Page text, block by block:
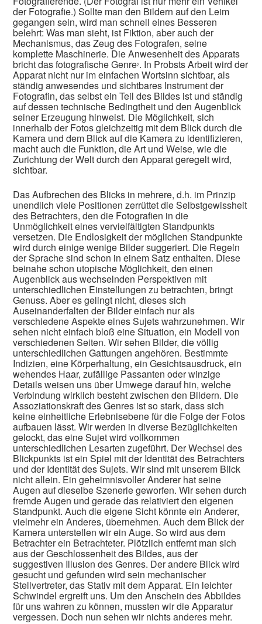
der Fotografie.) Sollte man den Bildern auf den Leim
gegangen sein, wird man schnell eines Besseren
belehrt: Was man sieht, ist Fiktion, aber auch der
Mechanismus, das Zeug des Fotografen, seine
komplette Maschinerie. Die Anwesenheit des Apparats
bricht das fotografische Genre2. In Probsts Arbeit wird der
Apparat nicht nur im einfachen Wortsinn sichtbar, als
ständig anwesendes und sichtbares Instrument der
Fotografin, das selbst ein Teil des Bildes ist und ständig
auf dessen technische Bedingtheit und den Augenblick
seiner Erzeugung hinweist. Die Möglichkeit, sich
innerhalb der Fotos gleichzeitig mit dem Blick durch die
Kamera und dem Blick auf die Kamera zu identifizieren,
macht auch die Funktion, die Art und Weise, wie die
Zurichtung der Welt durch den Apparat geregelt wird,
sichtbar.
Das Aufbrechen des Blicks in mehrere, d.h. im Prinzip
unendlich viele Positionen zerrüttet die Selbstgewissheit
des Betrachters, den die Fotografien in die
Unmöglichkeit eines vervielfältigten Standpunkts
versetzen. Die Endlosigkeit der möglichen Standpunkte
wird durch einige wenige Bilder suggeriert. Die Regeln
der Sprache sind schon in einem Satz enthalten. Diese
beinahe schon utopische Möglichkeit, den einen
Augenblick aus wechselnden Perspektiven mit
unterschiedlichen Einstellungen zu betrachten, bringt
Genuss. Aber es gelingt nicht, dieses sich
Auseinanderfalten der Bilder einfach nur als
verschiedene Aspekte eines Sujets wahrzunehmen. Wir
sehen nicht einfach bloß eine Situation, ein Modell von
verschiedenen Seiten. Wir sehen Bilder, die völlig
unterschiedlichen Gattungen angehören. Bestimmte
Indizien, eine Körperhaltung, ein Gesichtsausdruck, ein
wehendes Haar, zufällige Passanten oder winzige
Details weisen uns über Umwege darauf hin, welche
Verbindung wirklich besteht zwischen den Bildern. Die
Assoziationskraft des Genres ist so stark, dass sich
keine einheitliche Erlebnisebene für die Folge der Fotos
aufbauen lässt. Wir werden in diverse Bezüglichkeiten
gelockt, das eine Sujet wird vollkommen
unterschiedlichen Lesarten zugeführt. Der Wechsel des
Blickpunkts ist ein Spiel mit der Identität des Betrachters
und der Identität des Sujets. Wir sind mit unserem Blick
nicht allein. Ein geheimnisvoller Anderer hat seine
Augen auf dieselbe Szenerie geworfen. Wir sehen durch
fremde Augen und gerade das relativiert den eigenen
Standpunkt. Auch die eigene Sicht könnte ein Anderer,
vielmehr ein Anderes, übernehmen. Auch dem Blick der
Kamera unterstellen wir ein Auge. So wird aus dem
Betrachter ein Betrachteter. Plötzlich entfernt man sich
aus der Geschlossenheit des Bildes, aus der
suggestiven Illusion des Genres. Der andere Blick wird
gesucht und gefunden wird sein mechanischer
Stellvertreter, das Stativ mit dem Apparat. Ein leichter
Schwindel ergreift uns. Um den Anschein des Abbildes
für uns wahren zu können, mussten wir die Apparatur
vergessen. Doch nun sehen wir nichts anderes mehr.